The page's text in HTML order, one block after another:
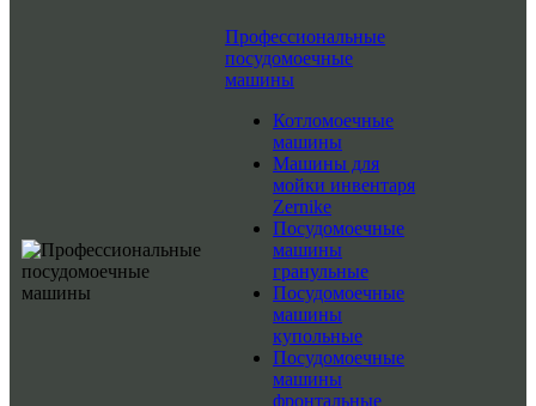
Профессиональные
посудомоечные
машины
Котломоечные
машины
Машины для
мойки инвентаря
Zernike
Посудомоечные
машины
гранульные
Посудомоечные
машины
купольные
Посудомоечные
машины
фронтальные